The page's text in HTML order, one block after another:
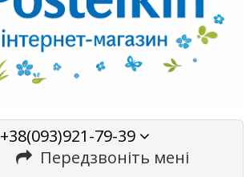
+38(093)921-79-39
Передзвоніть мені